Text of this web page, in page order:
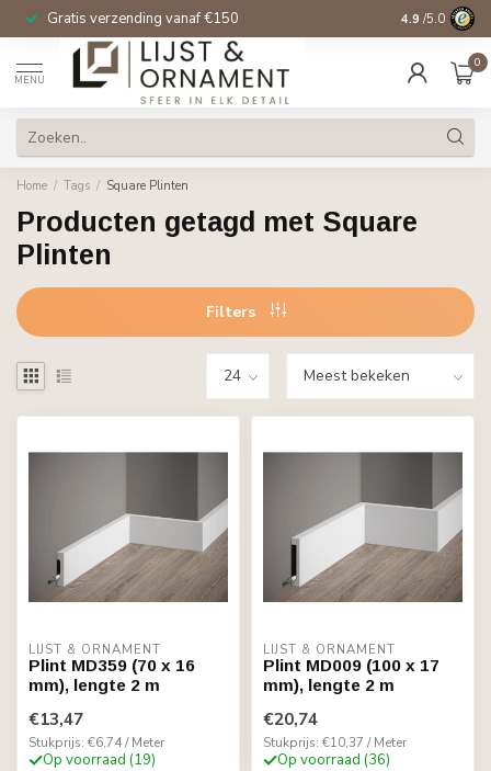
Gratis verzending vanaf €150 14 dagen
4.9 /5.0
MENU
0
Home / Tags / Square Plinten
Producten getagd met Square
Plinten
Filters
LIJST & ORNAMENT
Plint MD359 (70 x 16
mm), lengte 2 m
€13,47
Stukprijs: €6,74 / Meter
Op voorraad (19)
LIJST & ORNAMENT
Plint MD009 (100 x 17
mm), lengte 2 m
€20,74
Stukprijs: €10,37 / Meter
Op voorraad (36)